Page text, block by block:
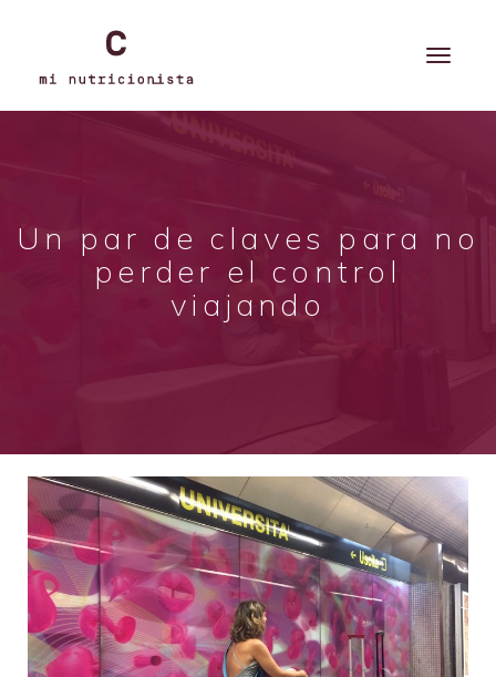
Un par de claves para no
perder el control
viajando